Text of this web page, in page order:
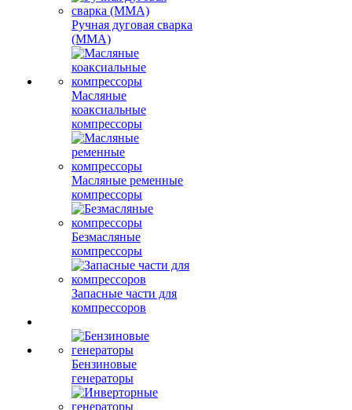
Ручная дуговая сварка
(MMA)
Масляные
коаксиальные
компрессоры
Масляные ременные
компрессоры
Безмасляные
компрессоры
Запасные части для
компрессоров
Бензиновые
генераторы